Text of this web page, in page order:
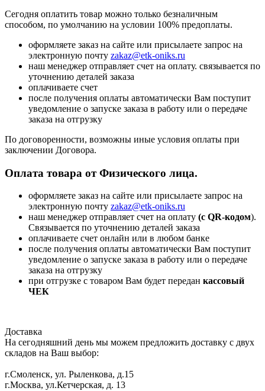
Сегодня оплатить товар можно только безналичным
способом, по умолчанию на условии 100% предоплаты.
оформляете заказ на сайте или присылаете запрос на
электронную почту zakaz@etk-oniks.ru
наш менеджер отправляет счет на оплату. связывается по
уточнению деталей заказа
оплачиваете счет
после получения оплаты автоматически Вам поступит
уведомление о запуске заказа в работу или о передаче
заказа на отгрузку
По договоренности, возможны иные условия оплаты при
заключении Договора.
Оплата товара от Физического лица.
оформляете заказ на сайте или присылаете запрос на
электронную почту zakaz@etk-oniks.ru
наш менеджер отправляет счет на оплату (с QR-кодом).
Связывается по уточнению деталей заказа
оплачиваете счет онлайн или в любом банке
после получения оплаты автоматически Вам поступит
уведомление о запуске заказа в работу или о передаче
заказа на отгрузку
при отгрузке с товаром Вам будет передан кассовый
ЧЕК
Доставка
На сегодняшний день мы можем предложить доставку с двух
складов на Ваш выбор:
г.Смоленск, ул. Рыленкова, д.15
г.Москва, ул.Кетчерская, д. 13